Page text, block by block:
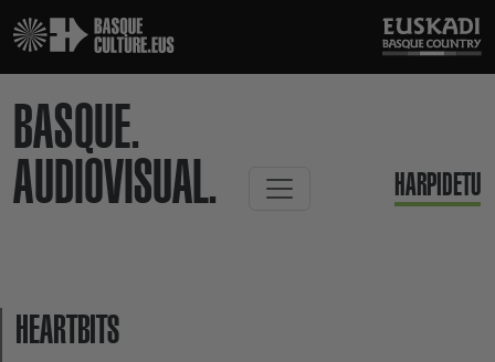
BASQUE.
AUDIOVISUAL.
HARPIDETU
HEARTBITS